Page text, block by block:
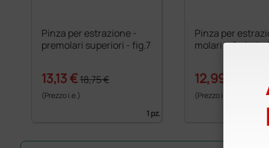
Pinza per estrazione -
premolari superiori - fig.7
13,13 €18,75 €
(Prezzo i.e.)
1 pz.
Pinza per
molari inferiori -
12,99 € 20,30
(Prezzo i.e.)